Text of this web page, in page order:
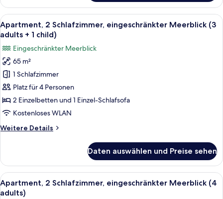
2 Schlafzimmer,
eingeschränkter
Meerblick
(2
+
2
children)
Alle
Fotos
Apartment,
2 Schlafzimmer,
eingeschränkter
Meerblick
(3
adults
1
Ein Doppelbett mit grauem Kopfteil,
14
Apartment, 2 Schlafzimmer, eingeschränkter Meerblick (3
adults + 1 child)
Eingeschränkter Meerblick
65 m²
1 Schlafzimmer
Platz für 4 Personen
2 Einzelbetten und 1 Einzel-Schlafsofa
Kostenloses WLAN
Weitere Details
Weitere
2 Schlafzimmer,
eingeschränkter
Meerblick
(3
Daten auswählen und Preise sehen
Alle
Fotos
Ein Doppelbett mit grauem Kopfteil,
12
Apartment, 2 Schlafzimmer, eingeschränkter Meerblick (4
adults)